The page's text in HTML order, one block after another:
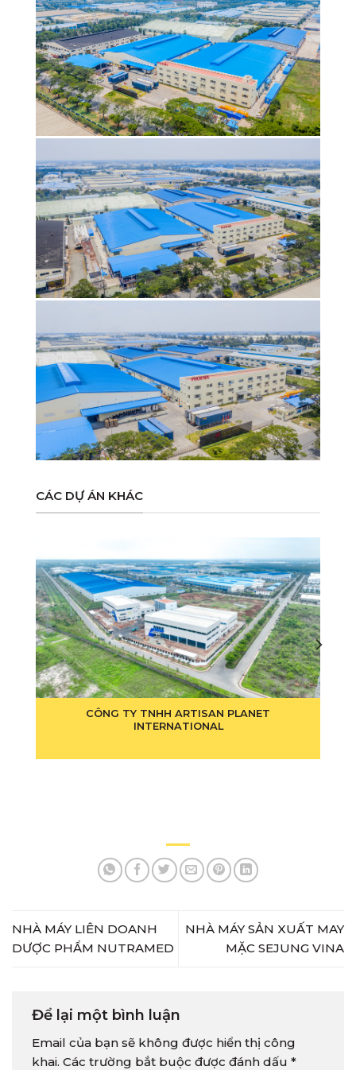
CÁC DỰ ÁN KHÁC
CÔNG TY TNHH ARTISAN PLANET
INTERNATIONAL
NHÀ MÁY LIÊN DOANH
DƯỢC PHẨM NUTRAMED
NHÀ MÁY SẢN XUẤT MAY
MẶC SEJUNG VINA
Để lại một bình luận
Email của bạn sẽ không được hiển thị công
khai. Các trường bắt buộc được đánh dấu *